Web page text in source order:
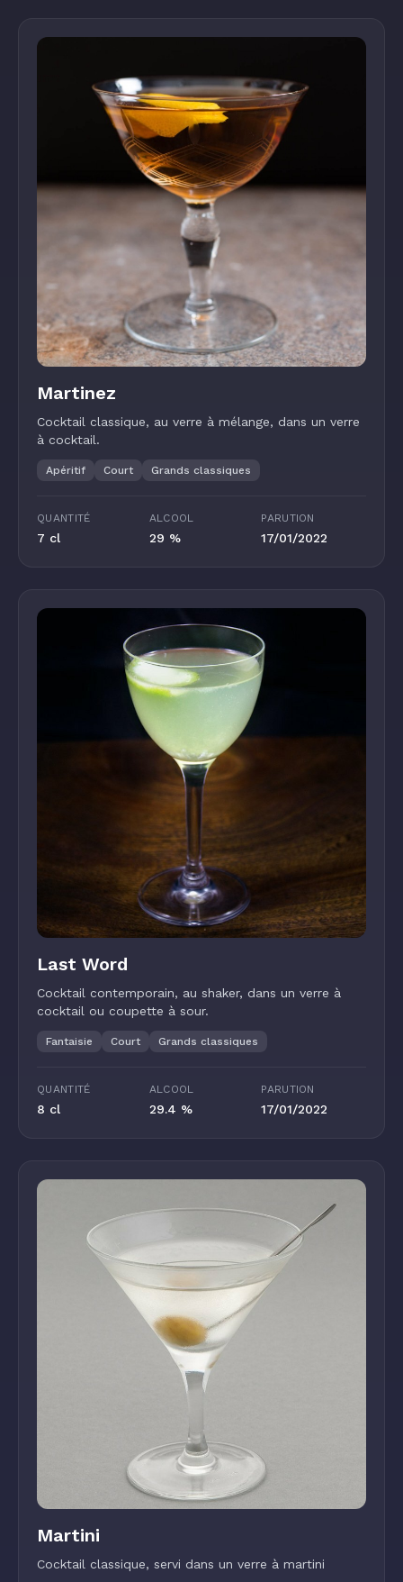
Martinez
Cocktail classique, au verre à mélange, dans un verre
à cocktail.
Apéritif Court Grands classiques
QUANTITÉ
7 cl
ALCOOL
29 %
PARUTION
17/01/2022
Last Word
Cocktail contemporain, au shaker, dans un verre à
cocktail ou coupette à sour.
Fantaisie Court Grands classiques
QUANTITÉ
8 cl
ALCOOL
29.4 %
PARUTION
17/01/2022
Martini
Cocktail classique, servi dans un verre à martini